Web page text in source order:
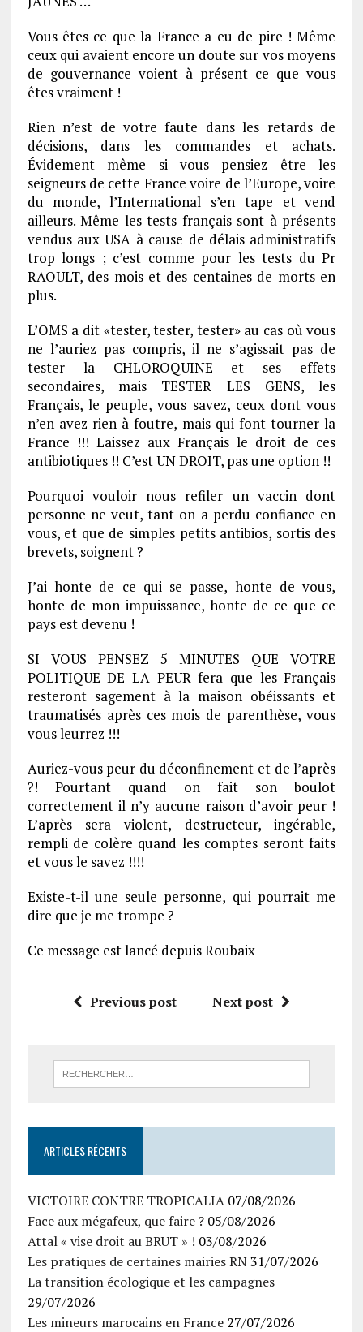
Vous êtes ce que la France a eu de pire ! Même
ceux qui avaient encore un doute sur vos moyens
de gouvernance voient à présent ce que vous
êtes vraiment !
Rien n’est de votre faute dans les retards de
décisions, dans les commandes et achats.
Évidement même si vous pensiez être les
seigneurs de cette France voire de l’Europe, voire
du monde, l’International s’en tape et vend
ailleurs. Même les tests français sont à présents
vendus aux USA à cause de délais administratifs
trop longs ; c’est comme pour les tests du Pr
RAOULT, des mois et des centaines de morts en
plus.
L’OMS a dit «tester, tester, tester» au cas où vous
ne l’auriez pas compris, il ne s’agissait pas de
tester la CHLOROQUINE et ses effets
secondaires, mais TESTER LES GENS, les
Français, le peuple, vous savez, ceux dont vous
n’en avez rien à foutre, mais qui font tourner la
France !!! Laissez aux Français le droit de ces
antibiotiques !! C’est UN DROIT, pas une option !!
Pourquoi vouloir nous refiler un vaccin dont
personne ne veut, tant on a perdu confiance en
vous, et que de simples petits antibios, sortis des
brevets, soignent ?
J’ai honte de ce qui se passe, honte de vous,
honte de mon impuissance, honte de ce que ce
pays est devenu !
SI VOUS PENSEZ 5 MINUTES QUE VOTRE
POLITIQUE DE LA PEUR fera que les Français
resteront sagement à la maison obéissants et
traumatisés après ces mois de parenthèse, vous
vous leurrez !!!
Auriez-vous peur du déconfinement et de l’après
?! Pourtant quand on fait son boulot
correctement il n’y aucune raison d’avoir peur !
L’après sera violent, destructeur, ingérable,
rempli de colère quand les comptes seront faits
et vous le savez !!!!
Existe-t-il une seule personne, qui pourrait me
dire que je me trompe ?
Ce message est lancé depuis Roubaix
Previous post Next post
ARTICLES RÉCENTS
VICTOIRE CONTRE TROPICALIA 07/08/2026
Face aux mégafeux, que faire ? 05/08/2026
Attal « vise droit au BRUT » ! 03/08/2026
Les pratiques de certaines mairies RN 31/07/2026
La transition écologique et les campagnes
29/07/2026
Les mineurs marocains en France 27/07/2026